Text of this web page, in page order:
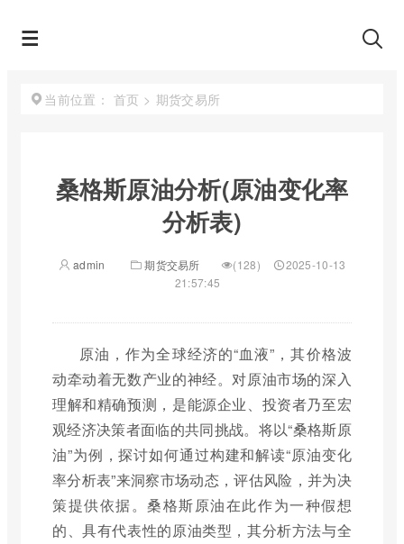
当前位置： 首页 > 期货交易所
桑格斯原油分析(原油变化率
分析表)
admin 期货交易所 (128)
2025-10-13
21:57:45
原油，作为全球经济的“血液”，其价格波
动牵动着无数产业的神经。对原油市场的深入
理解和精确预测，是能源企业、投资者乃至宏
观经济决策者面临的共同挑战。将以“桑格斯原
油”为例，探讨如何通过构建和解读“原油变化
率分析表”来洞察市场动态，评估风险，并为决
策提供依据。桑格斯原油在此作为一种假想
的、具有代表性的原油类型，其分析方法与全